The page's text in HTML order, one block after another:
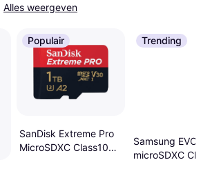
Alles weergeven
Populair
SanDisk Extreme Pro
MicroSDXC Class10
Trending
Samsung EVO
microSDXC